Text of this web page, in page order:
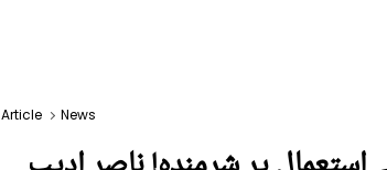
Article News